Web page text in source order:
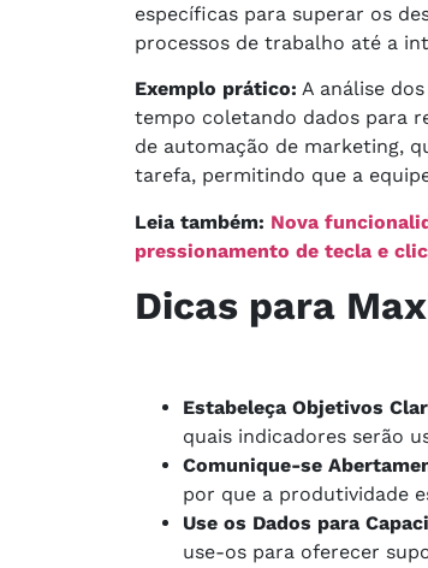
específicas para superar os
processos de trabalho até a
Exemplo prático: A análise
tempo coletando dados para
de automação de marketing,
tarefa, permitindo que a
Leia também: Nova
pressionamento de tecla e
Dicas para
Estabeleça Objetivos
quais indicadores serão
Comunique-se
por que a produtividade
Use os Dados para
use-os para oferecer